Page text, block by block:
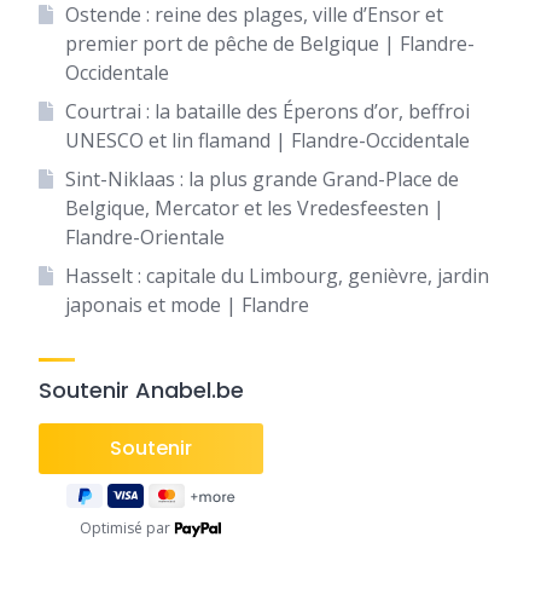
Ostende : reine des plages, ville d’Ensor et
premier port de pêche de Belgique | Flandre-
Occidentale
Courtrai : la bataille des Éperons d’or, beffroi
UNESCO et lin flamand | Flandre-Occidentale
Sint-Niklaas : la plus grande Grand-Place de
Belgique, Mercator et les Vredesfeesten |
Flandre-Orientale
Hasselt : capitale du Limbourg, genièvre, jardin
japonais et mode | Flandre
Soutenir Anabel.be
Optimisé par